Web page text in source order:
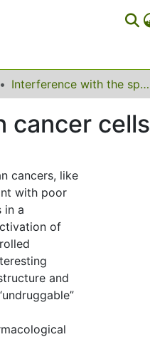
Interference with the spatial organization of Ras in cancer cells
cancer cells
cancers, like
with poor
in a
of
and